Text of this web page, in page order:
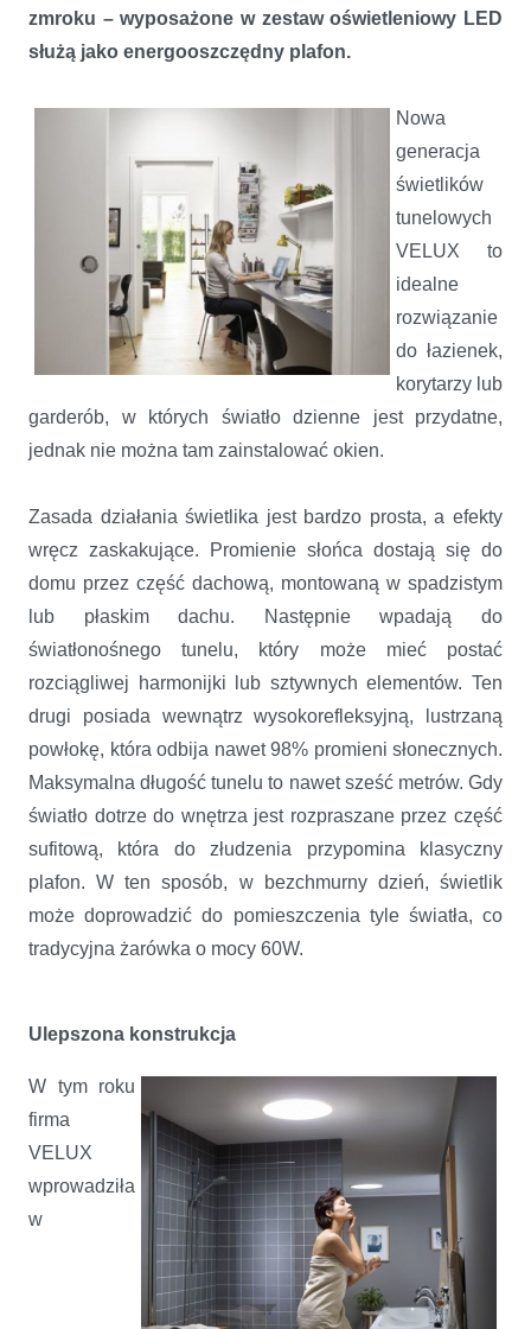
zmroku – wyposażone w zestaw oświetleniowy LED
służą jako energooszczędny plafon.
Nowa
generacja
świetlików
tunelowych
VELUX to
idealne
rozwiązanie
do łazienek,
korytarzy lub
garderób, w których światło dzienne jest przydatne,
jednak nie można tam zainstalować okien.
Zasada działania świetlika jest bardzo prosta, a efekty
wręcz zaskakujące. Promienie słońca dostają się do
domu przez część dachową, montowaną w spadzistym
lub płaskim dachu. Następnie wpadają do
światłonośnego tunelu, który może mieć postać
rozciągliwej harmonijki lub sztywnych elementów. Ten
drugi posiada wewnątrz wysokorefleksyjną, lustrzaną
powłokę, która odbija nawet 98% promieni słonecznych.
Maksymalna długość tunelu to nawet sześć metrów. Gdy
światło dotrze do wnętrza jest rozpraszane przez część
sufitową, która do złudzenia przypomina klasyczny
plafon. W ten sposób, w bezchmurny dzień, świetlik
może doprowadzić do pomieszczenia tyle światła, co
tradycyjna żarówka o mocy 60W.
Ulepszona konstrukcja
W tym roku
firma
VELUX
wprowadziła
w